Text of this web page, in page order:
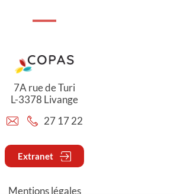
7A rue de Turi
L-3378 Livange
27 17 22
Extranet
Mentions légales